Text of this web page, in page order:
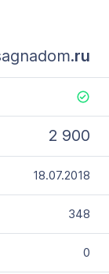
ru
2 900
18.07.2018
348
0